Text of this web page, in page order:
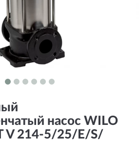
насос WILO
V 214-5/25/E/S/